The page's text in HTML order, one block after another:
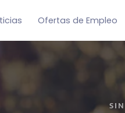
Ofertas de Empleo